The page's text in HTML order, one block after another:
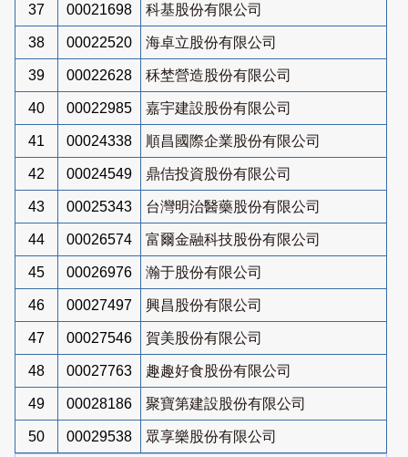
37 00021698 科基股份有限公司
38 00022520 海卓立股份有限公司
39 00022628 秝埜營造股份有限公司
40 00022985 嘉宇建設股份有限公司
41 00024338 順昌國際企業股份有限公司
42 00024549 鼎佶投資股份有限公司
43 00025343 台灣明治醫藥股份有限公司
44 00026574 富爾金融科技股份有限公司
45 00026976 瀚于股份有限公司
46 00027497 興昌股份有限公司
47 00027546 賀美股份有限公司
48 00027763 趣趣好食股份有限公司
49 00028186 聚寶第建設股份有限公司
50 00029538
眾享樂股份有限公司